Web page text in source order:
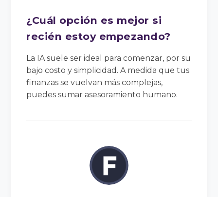
¿Cuál opción es mejor si
recién estoy empezando?
La IA suele ser ideal para comenzar, por su
bajo costo y simplicidad. A medida que tus
finanzas se vuelvan más complejas,
puedes sumar asesoramiento humano.